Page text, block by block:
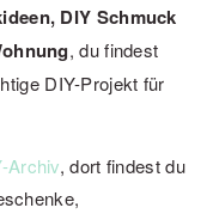
DIY Schmuck
, du findest
DIY-Projekt für
Archiv, dort findest du